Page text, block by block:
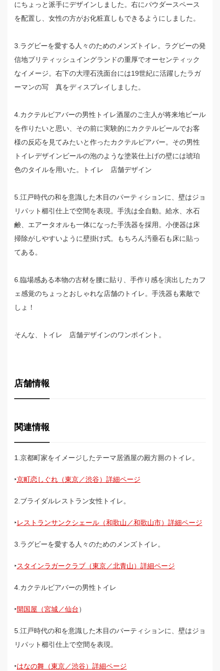
にちょっと派手にデザインしました。右にパウダースペース
を配置し、女性の方がお化粧直しもできるようにしました。
3.ラグビーを愛する人々のためのメンズトイレ。ラグビーの発
信地ブリティッシュイングランドの重厚でオーセンティック
なイメージ。右下の大理石洗面台には19世紀に活躍したラガ
ーマンの写 真をディスプレイしました。
4.カクテルビアバーの男性トイレ酒屋のご主人が将来地ビール
を作りたいと思い、その前に実験的にカクテルビールでお客
様の反応を見てみたいと作ったカクテルビアバー。その男性
トイレデザインビールの泡のような塗装仕上げの壁には琥珀
色のタイルを用いた。トイレ 店舗デザイン
5.江戸時代の和を意識した木目のパーティションに、壁はジョ
リパット櫛引仕上で空間を表現。手洗は全自動。給水、水石
鹸、エアータオルも一体になった手洗器を採用。小便器は床
掃除がしやすいように壁掛け式。もちろん汚垂石も床に貼っ
てある。
6.臨場感ある本物の古材を腰に貼り、手作り感を演出したカフ
ェ感覚のちょっとおしゃれな店舗のトイレ。手洗器も素敵で
しょ！
そんな、トイレ 店舗デザインのワンポイント。
店舗情報
関連情報
1.京都町家をイメージしたテーマ居酒屋の殿方厠のトイレ。
‣京町恋しぐれ（東京／渋谷）詳細ページ
2.ブライダルレストラン女性トイレ。
‣レストランサンクシェール（和歌山／和歌山市）詳細ページ
3.ラグビーを愛する人々のためのメンズトイレ。
‣スタインラガークラブ（東京／北青山）詳細ページ
4.カクテルビアバーの男性トイレ
‣開国屋（宮城／仙台）
5.江戸時代の和を意識した木目のパーティションに、壁はジョ
リパット櫛引仕上で空間を表現。
‣はなの舞（東京／渋谷）詳細ページ